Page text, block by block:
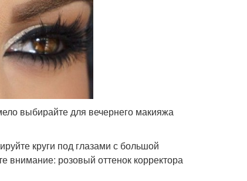
выбирайте для вечернего макияжа
круги под глазами с большой
внимание: розовый оттенок корректора